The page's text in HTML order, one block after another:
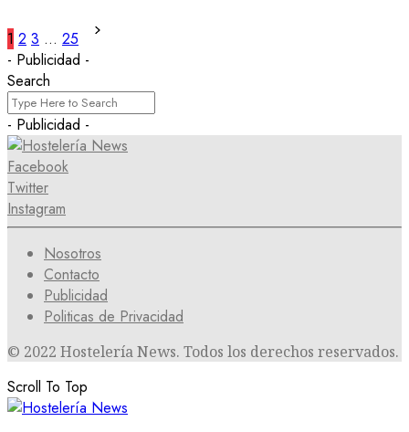
1 2 3 … 25
- Publicidad -
Search
- Publicidad -
Facebook
Twitter
Instagram
Nosotros
Contacto
Publicidad
Politicas de Privacidad
© 2022 Hostelería News. Todos los derechos reservados.
Scroll To Top